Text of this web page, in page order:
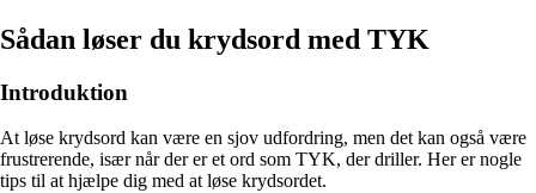
Sådan løser du krydsord med TYK
Introduktion
At løse krydsord kan være en sjov udfordring, men det kan også være
frustrerende, især når der er et ord som TYK, der driller. Her er nogle
tips til at hjælpe dig med at løse krydsordet.